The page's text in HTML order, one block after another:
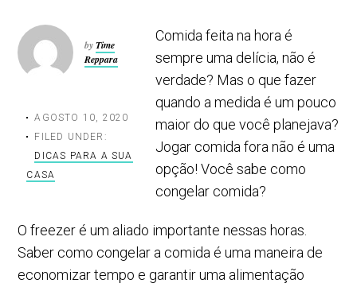
byTime
Reppara
AGOSTO 10, 2020
FILED UNDER:
DICAS PARA A SUA
CASA
Comida feita na hora é
sempre uma delícia, não é
verdade? Mas o que fazer
quando a medida é um pouco
maior do que você planejava?
Jogar comida fora não é uma
opção! Você sabe como
congelar comida?
O freezer é um aliado importante nessas horas.
Saber como congelar a comida é uma maneira de
economizar tempo e garantir uma alimentação